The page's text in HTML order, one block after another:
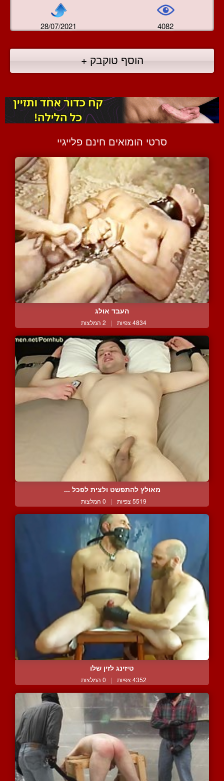
28/07/2021 4082
הוסף טוקבק +
סרטי הומואים חינם פלייגיי
העבד אולג
4834 צפיות | 2 המלצות
מאולץ להתפשט ולצית לפכל ...
5519 צפיות | 0 המלצות
טיזינג לזין שלו
4352 צפיות | 0 המלצות